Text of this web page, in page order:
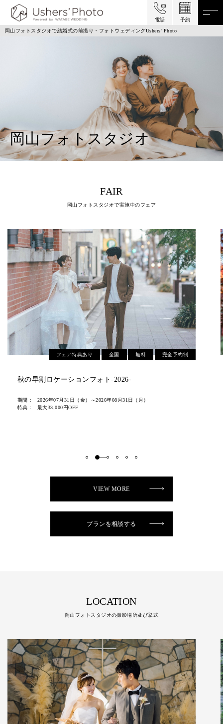
電話 予約
岡山フォトスタジオで結婚式の前撮り・フォトウェディングUshers' Photo
岡山フォトスタジオ
FAIR
岡山フォトスタジオで実施中のフェア
フェア特典あり 全国 無料 完全予約制
2026紅葉ロケーション無料相談会
期間：
2026年07月31日（金）～2026年10月31日（土）
特典：
シーズン料金¥22,000オフ
VIEW MORE
プランを相談する
LOCATION
岡山フォトスタジオの撮影場所及び挙式